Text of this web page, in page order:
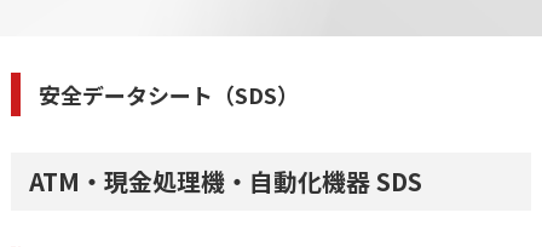
安全データシート（SDS）
ATM・現金処理機・自動化機器 SDS